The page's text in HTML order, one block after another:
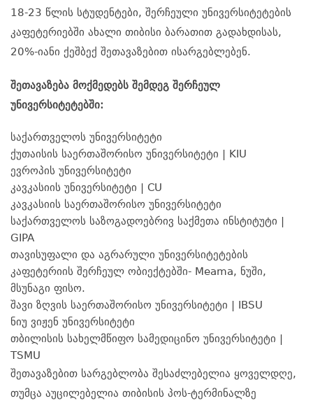
18-23 წლის სტუდენტები, შერჩეული უნივერსიტეტების
კაფეტერიებში ახალი თიბისი ბარათით გადახდისას,
20%-იანი ქეშბექ შეთავაზებით ისარგებლებენ.
შეთავაზება მოქმედებს შემდეგ შერჩეულ
უნივერსიტეტებში:
საქართველოს უნივერსიტეტი
ქუთაისის საერთაშორისო უნივერსიტეტი | KIU
ევროპის უნივერსიტეტი
კავკასიის უნივერსიტეტი | CU
კავკასიის საერთაშორისო უნივერსიტეტი
საქართველოს საზოგადოებრივ საქმეთა ინსტიტუტი |
GIPA
თავისუფალი და აგრარული უნივერსიტეტების
კაფეტერიის შერჩეულ ობიექტებში- Meama, ნუში,
მსუნაგი ფისო.
შავი ზღვის საერთაშორისო უნივერსიტეტი | IBSU
ნიუ ვიჟენ უნივერსიტეტი
თბილისის სახელმწიფო სამედიცინო უნივერსიტეტი |
TSMU
შეთავაზებით სარგებლობა შესაძლებელია ყოველდღე,
თუმცა აუცილებელია თიბისის პოს-ტერმინალზე